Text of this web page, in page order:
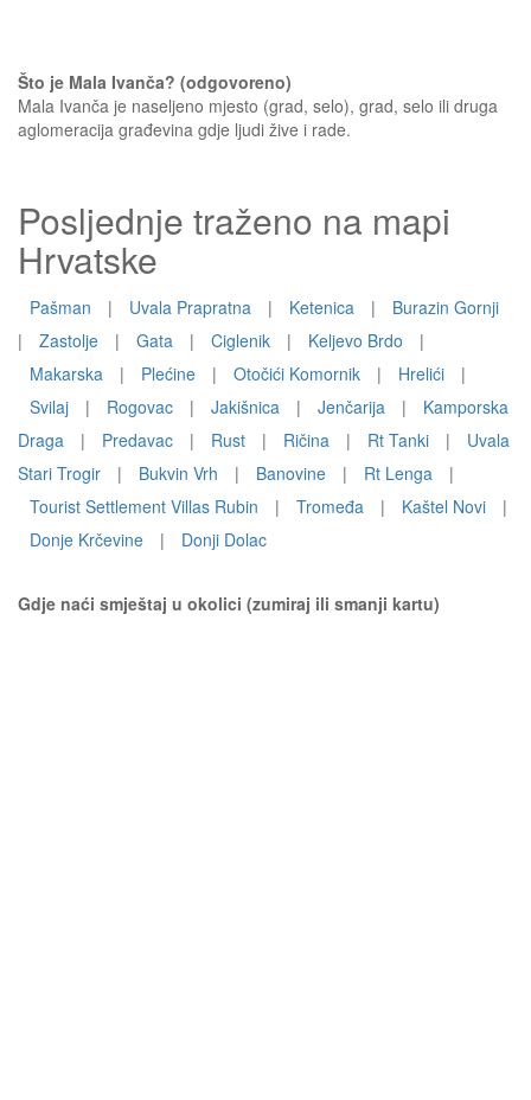
Što je Mala Ivanča? (odgovoreno)
Mala Ivanča je naseljeno mjesto (grad, selo), grad, selo ili druga
aglomeracija građevina gdje ljudi žive i rade.
Posljednje traženo na mapi
Hrvatske
Pašman | Uvala Prapratna | Ketenica |
Burazin Gornji
|
Zastolje | Gata | Ciglenik | Keljevo Brdo
|
Makarska
| Plećine | Otočići Komornik | Hrelići
|
Svilaj
| Rogovac | Jakišnica | Jenčarija |
Kamporska
Draga
| Predavac | Rust | Ričina | Rt Tanki |
Uvala
Stari Trogir
| Bukvin Vrh | Banovine | Rt Lenga
|
Tourist Settlement Villas Rubin
| Tromeđa | Kaštel Novi
|
Donje Krčevine
| Donji Dolac
Gdje naći smještaj u okolici (zumiraj ili smanji kartu)